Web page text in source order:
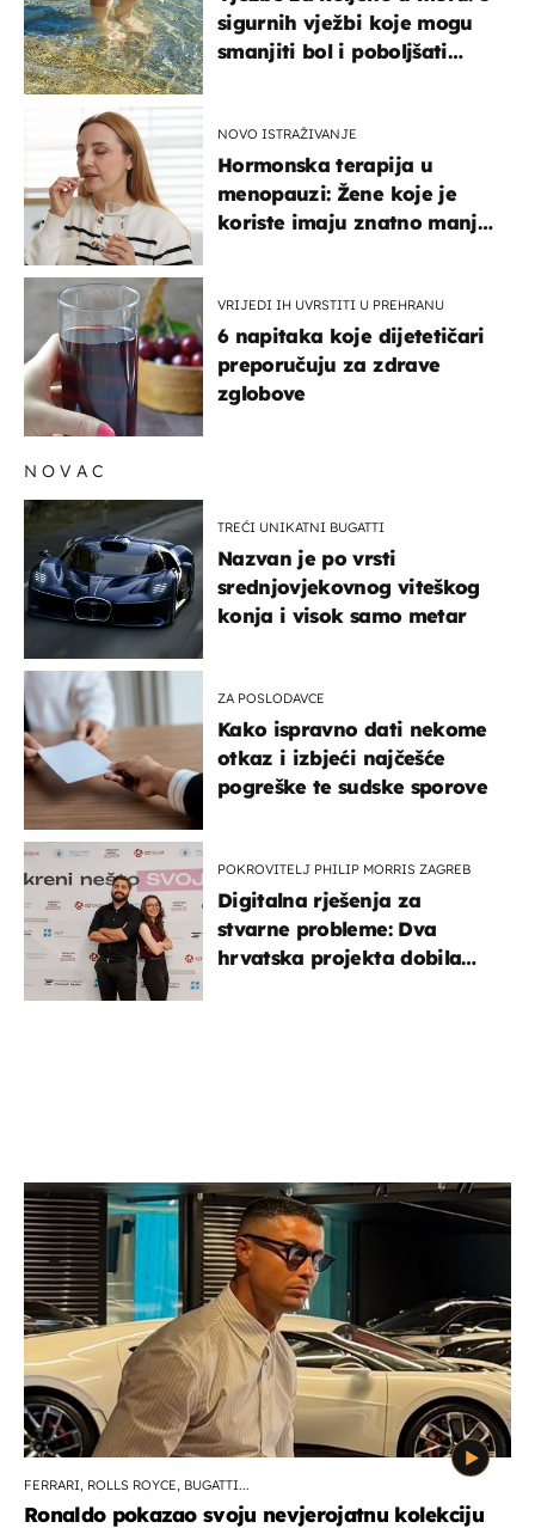
sigurnih vježbi koje mogu
smanjiti bol i poboljšati
NOVO ISTRAŽIVANJE
Hormonska terapija u
menopauzi: Žene koje je
koriste imaju znatno manji
VRIJEDI IH UVRSTITI U PREHRANU
6 napitaka koje dijetetičari
preporučuju za zdrave
zglobove
NOVAC
TREĆI UNIKATNI BUGATTI
Nazvan je po vrsti
srednjovjekovnog viteškog
konja i visok samo metar
ZA POSLODAVCE
Kako ispravno dati nekome
otkaz i izbjeći najčešće
pogreške te sudske sporove
POKROVITELJ PHILIP MORRIS ZAGREB
Digitalna rješenja za
stvarne probleme: Dva
hrvatska projekta dobila
FERRARI, ROLLS ROYCE, BUGATTI...
Ronaldo pokazao svoju nevjerojatnu kolekciju